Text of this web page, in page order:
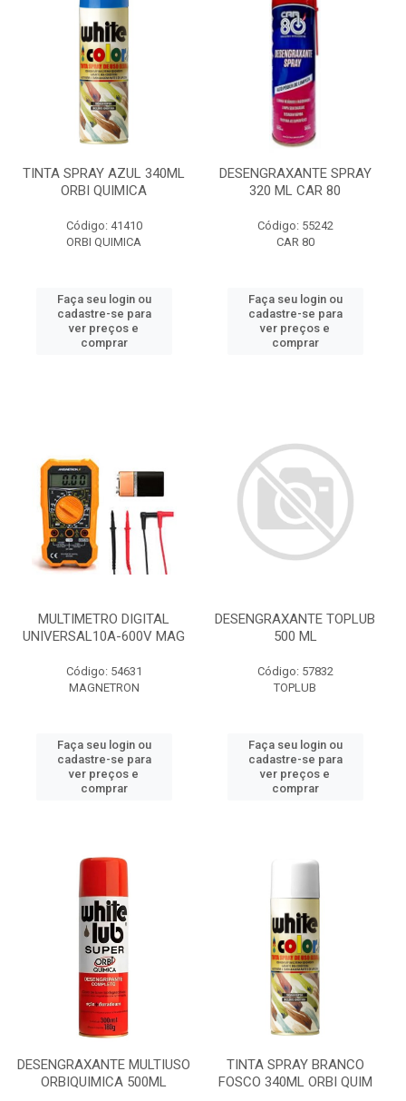
TINTA SPRAY AZUL 340ML
ORBI QUIMICA
Código: 41410
ORBI QUIMICA
Faça seu login ou
cadastre-se para
ver preços e
comprar
DESENGRAXANTE SPRAY
320 ML CAR 80
Código: 55242
CAR 80
Faça seu login ou
cadastre-se para
ver preços e
comprar
MULTIMETRO DIGITAL
UNIVERSAL10A-600V MAG
Código: 54631
MAGNETRON
Faça seu login ou
cadastre-se para
ver preços e
comprar
DESENGRAXANTE TOPLUB
500 ML
Código: 57832
TOPLUB
Faça seu login ou
cadastre-se para
ver preços e
comprar
DESENGRAXANTE MULTIUSO
ORBIQUIMICA 500ML
TINTA SPRAY BRANCO
FOSCO 340ML ORBI QUIM